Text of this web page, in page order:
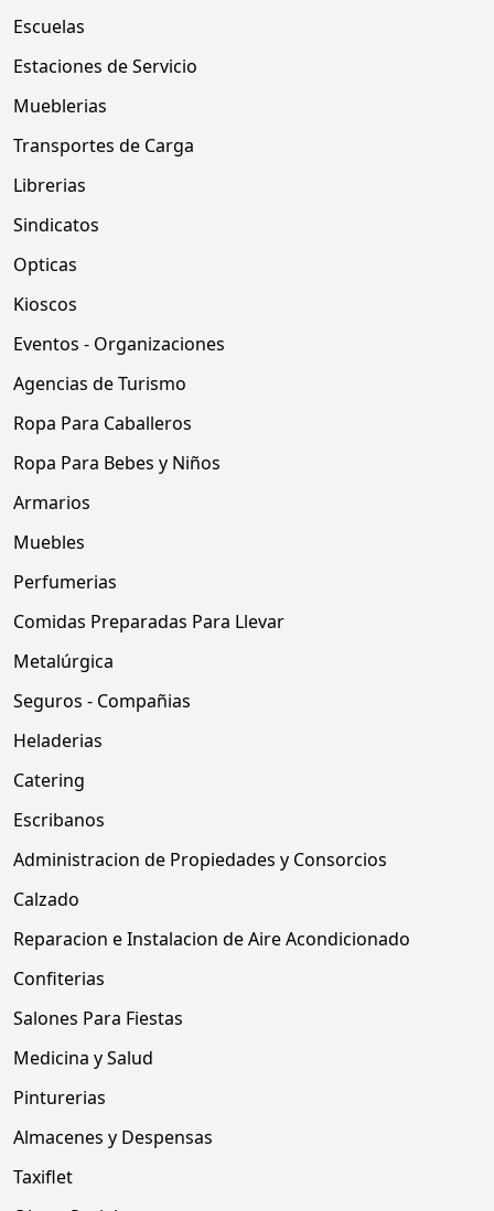
Escuelas
Estaciones de Servicio
Mueblerias
Transportes de Carga
Librerias
Sindicatos
Opticas
Kioscos
Eventos - Organizaciones
Agencias de Turismo
Ropa Para Caballeros
Ropa Para Bebes y Niños
Armarios
Muebles
Perfumerias
Comidas Preparadas Para Llevar
Metalúrgica
Seguros - Compañias
Heladerias
Catering
Escribanos
Administracion de Propiedades y Consorcios
Calzado
Reparacion e Instalacion de Aire Acondicionado
Confiterias
Salones Para Fiestas
Medicina y Salud
Pinturerias
Almacenes y Despensas
Taxiflet